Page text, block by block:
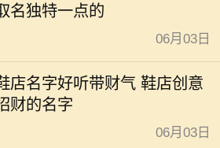
名独特一点的
06月03日
店名字好听带财气 鞋店创意
财的名字
06月03日